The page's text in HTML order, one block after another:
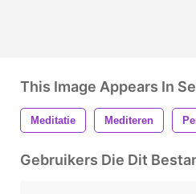
This Image Appears In
Meditatie Mediteren
Gebruikers Die Dit